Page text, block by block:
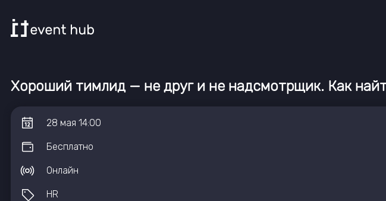
Хороший тимлид — не друг и не надсмотрщик. Как
28 мая 14:00
Бесплатно
Онлайн
HR